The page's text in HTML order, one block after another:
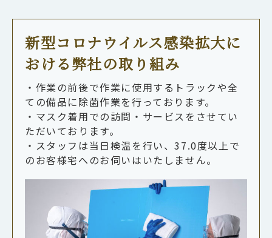
新型コロナウイルス感染拡大に
おける弊社の取り組み
・作業の前後で作業に使用するトラックや全
ての備品に除菌作業を行っております。
・マスク着用での訪問・サービスをさせてい
ただいております。
・スタッフは当日検温を行い、37.0度以上で
のお客様宅へのお伺いはいたしません。